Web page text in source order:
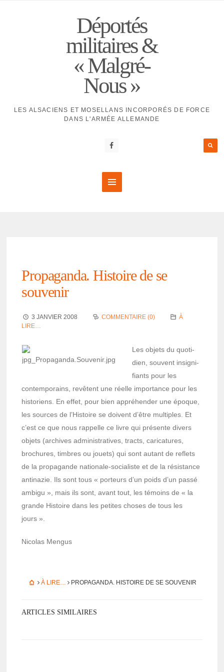
Déportés
militaires &
« Malgré-
Nous »
LES ALSACIENS ET MOSELLANS INCORPORÉS DE FORCE
DANS L'ARMÉE ALLEMANDE
Propa­ganda. Histoire de se
souve­nir
3 JANVIER 2008 COMMENTAIRE (0)
À
LIRE…
Les objets du quoti­
dien, souvent insi­gni­
fiants pour les
contem­po­rains, revêtent une réelle impor­tance pour les
histo­riens. En effet, pour bien appré­hen­der une époque,
les sources de l’His­toire se doivent d’être multiples. Et
c’est ce que nous rappelle ce livre qui présente divers
objets (archives admi­nis­tra­tives, tracts, cari­ca­tures,
brochures, timbres ou jouets) qui sont autant de reflets
de la propa­gande natio­nale-socia­liste et de la résis­tance
anti­na­zie. Ils sont tous « porteurs d’un poids d’un passé
ambigu », mais ils sont, avant tout, les témoins de « la
grande Histoire dans les petites choses de tous les
jours ».
Nico­las Mengus
À LIRE… PROPA­GANDA. HISTOIRE DE SE SOUVE­NIR
ARTICLES SIMILAIRES